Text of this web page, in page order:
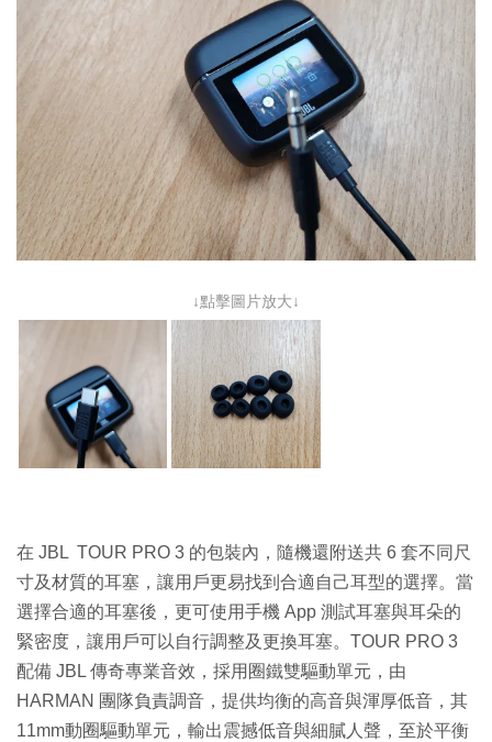
↓點擊圖片放大↓
在 JBL TOUR PRO 3 的包裝內，隨機還附送共 6 套不同尺
寸及材質的耳塞，讓用戶更易找到合適自己耳型的選擇。當
選擇合適的耳塞後，更可使用手機 App 測試耳塞與耳朵的
緊密度，讓用戶可以自行調整及更換耳塞。TOUR PRO 3
配備 JBL 傳奇專業音效，採用圈鐵雙驅動單元，由
HARMAN 團隊負責調音，提供均衡的高音與渾厚低音，其
11mm動圈驅動單元，輸出震撼低音與細膩人聲，至於平衡